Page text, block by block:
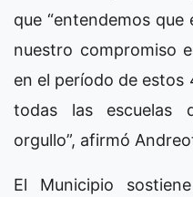
que “entendemos que
nuestro compromiso
en el período de estos
todas las escuelas
orgullo”, afirmó
El Municipio